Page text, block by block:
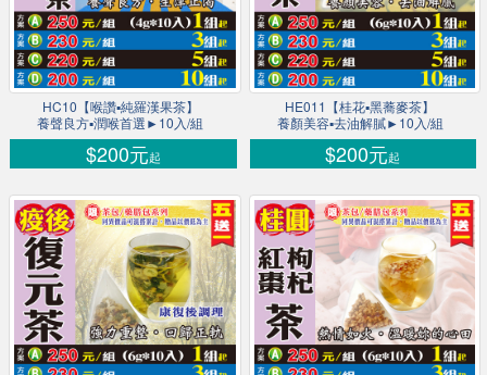
HC10【喉讚▪純羅漢果茶】
養聲良方▪潤喉首選►10入/組
$200元起
HE011【桂花▪黑蕎麥茶】
養顏美容▪去油解膩►10入/組
$200元起